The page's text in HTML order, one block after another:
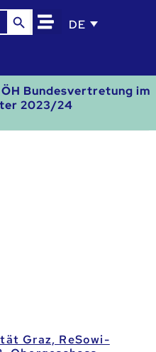
Search Button
DE
Bundesvertretung im
2023/24
Graz, ReSowi-